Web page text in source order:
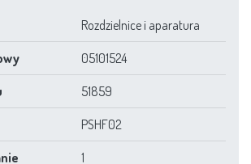
Rozdzielnice i aparatura
05101524
51859
PSHF02
1